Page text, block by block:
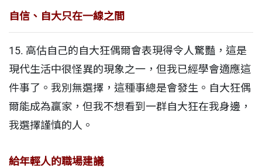
自信、自大只在一線之間
15. 高估自己的自大狂偶爾會表現得令人驚豔，這是
現代生活中很怪異的現象之一，但我已經學會適應這
件事了。我別無選擇，這種事總是會發生。自大狂偶
爾能成為贏家，但我不想看到一群自大狂在我身邊，
我選擇謹慎的人。
給年輕人的職場建議